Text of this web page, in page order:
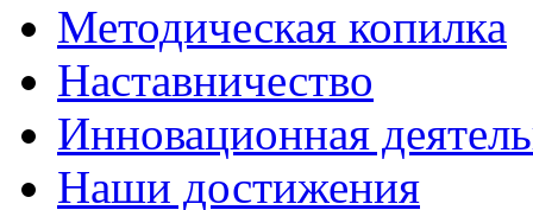
Методическая копилка
Наставничество
Инновационная
Наши достижения